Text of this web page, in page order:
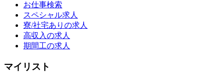
お仕事検索
スペシャル求人
寮/社宅ありの求人
高収入の求人
期間工の求人
マイリスト